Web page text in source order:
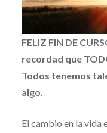
FELIZ FIN DE
recordad que
Todos tenemos
algo.
El cambio en la vida